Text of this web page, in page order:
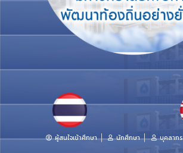
ผู้สนใจเข้าศึกษา นักศึกษา บุคลากร